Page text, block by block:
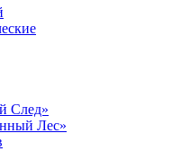
След»
Лес»